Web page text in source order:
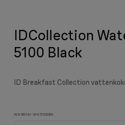
För
Börja dagen på
till det som
IDCollection
5100 Black
ID Breakfast Collection
WK501AI-WK5100BK